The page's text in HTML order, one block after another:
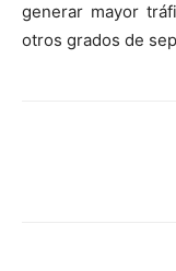
generar mayor
otros grados de